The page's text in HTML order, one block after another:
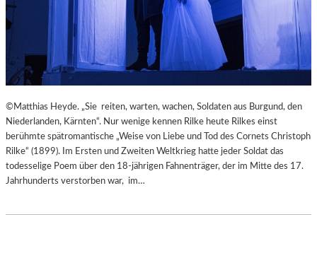
©Matthias Heyde. „Sie reiten, warten, wachen, Soldaten aus Burgund, den
Niederlanden, Kärnten“. Nur wenige kennen Rilke heute Rilkes einst
berühmte spätromantische „Weise von Liebe und Tod des Cornets Christoph
Rilke“ (1899). Im Ersten und Zweiten Weltkrieg hatte jeder Soldat das
todesselige Poem über den 18-jährigen Fahnenträger, der im Mitte des 17.
Jahrhunderts verstorben war, im…